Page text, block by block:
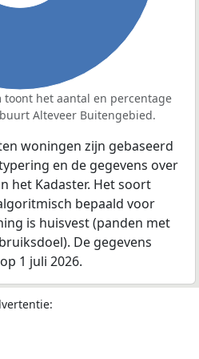
het aantal en percentage
Alteveer Buitengebied.
woningen zijn gebaseerd
en de gegevens over
het Kadaster. Het soort
bepaald voor
is huisvest (panden met
De gegevens
1 juli 2026.